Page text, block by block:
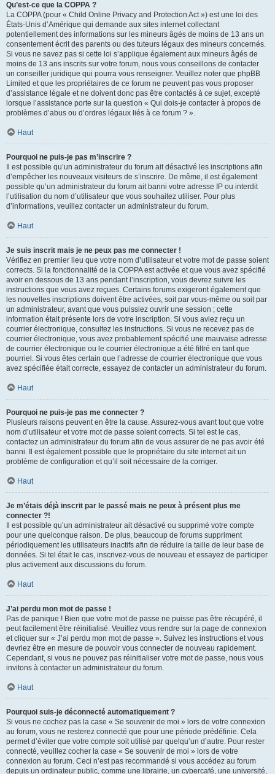
Qu’est-ce que la COPPA ?
La COPPA (pour « Child Online Privacy and Protection Act ») est une loi des
États-Unis d’Amérique qui demande aux sites internet collectant
potentiellement des informations sur les mineurs âgés de moins de 13 ans un
consentement écrit des parents ou des tuteurs légaux des mineurs concernés.
Si vous ne savez pas si cette loi s’applique également aux mineurs âgés de
moins de 13 ans inscrits sur votre forum, nous vous conseillons de contacter
un conseiller juridique qui pourra vous renseigner. Veuillez noter que phpBB
Limited et que les propriétaires de ce forum ne peuvent pas vous proposer
d’assistance légale et ne doivent donc pas être contactés à ce sujet, excepté
lorsque l’assistance porte sur la question « Qui dois-je contacter à propos de
problèmes d’abus ou d’ordres légaux liés à ce forum ? ».
Haut
Pourquoi ne puis-je pas m’inscrire ?
Il est possible qu’un administrateur du forum ait désactivé les inscriptions afin
d’empêcher les nouveaux visiteurs de s’inscrire. De même, il est également
possible qu’un administrateur du forum ait banni votre adresse IP ou interdit
l’utilisation du nom d’utilisateur que vous souhaitez utiliser. Pour plus
d’informations, veuillez contacter un administrateur du forum.
Haut
Je suis inscrit mais je ne peux pas me connecter !
Vérifiez en premier lieu que votre nom d’utilisateur et votre mot de passe soient
corrects. Si la fonctionnalité de la COPPA est activée et que vous avez spécifié
avoir en dessous de 13 ans pendant l’inscription, vous devrez suivre les
instructions que vous avez reçues. Certains forums exigeront également que
les nouvelles inscriptions doivent être activées, soit par vous-même ou soit par
un administrateur, avant que vous puissiez ouvrir une session ; cette
information était présente lors de votre inscription. Si vous aviez reçu un
courrier électronique, consultez les instructions. Si vous ne recevez pas de
courrier électronique, vous avez probablement spécifié une mauvaise adresse
de courrier électronique ou le courrier électronique a été filtré en tant que
pourriel. Si vous êtes certain que l’adresse de courrier électronique que vous
avez spécifiée était correcte, essayez de contacter un administrateur du forum.
Haut
Pourquoi ne puis-je pas me connecter ?
Plusieurs raisons peuvent en être la cause. Assurez-vous avant tout que votre
nom d’utilisateur et votre mot de passe soient corrects. Si tel est le cas,
contactez un administrateur du forum afin de vous assurer de ne pas avoir été
banni. Il est également possible que le propriétaire du site internet ait un
problème de configuration et qu’il soit nécessaire de la corriger.
Haut
Je m’étais déjà inscrit par le passé mais ne peux à présent plus me
connecter ?!
Il est possible qu’un administrateur ait désactivé ou supprimé votre compte
pour une quelconque raison. De plus, beaucoup de forums suppriment
périodiquement les utilisateurs inactifs afin de réduire la taille de leur base de
données. Si tel était le cas, inscrivez-vous de nouveau et essayez de participer
plus activement aux discussions du forum.
Haut
J’ai perdu mon mot de passe !
Pas de panique ! Bien que votre mot de passe ne puisse pas être récupéré, il
peut facilement être réinitialisé. Veuillez vous rendre sur la page de connexion
et cliquer sur « J’ai perdu mon mot de passe ». Suivez les instructions et vous
devriez être en mesure de pouvoir vous connecter de nouveau rapidement.
Cependant, si vous ne pouvez pas réinitialiser votre mot de passe, nous vous
invitons à contacter un administrateur du forum.
Haut
Pourquoi suis-je déconnecté automatiquement ?
Si vous ne cochez pas la case « Se souvenir de moi » lors de votre connexion
au forum, vous ne resterez connecté que pour une période prédéfinie. Cela
permet d’éviter que votre compte soit utilisé par quelqu’un d’autre. Pour rester
connecté, veuillez cocher la case « Se souvenir de moi » lors de votre
connexion au forum. Ceci n’est pas recommandé si vous accédez au forum
depuis un ordinateur public, comme une librairie, un cybercafé, une université,